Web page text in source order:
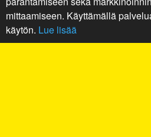
mittaamiseen. Käyttämällä
käytön. Lue lisää